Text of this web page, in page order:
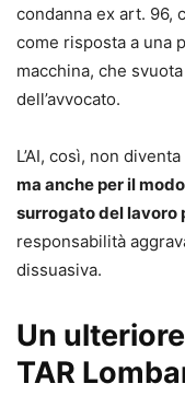
condanna ex art. 96,
come risposta a una
macchina, che
dell’avvocato.
L’AI, così, non
ma anche per il
surrogato del lavoro
responsabilità
dissuasiva.
Un
TAR